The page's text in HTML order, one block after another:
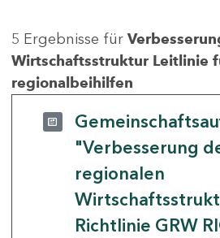
5 Ergebnisse für
Wirtschaftsstruktur Leitlinie
regionalbeihilfen
"Verbesserung
regionalen
Richtlinie GRW